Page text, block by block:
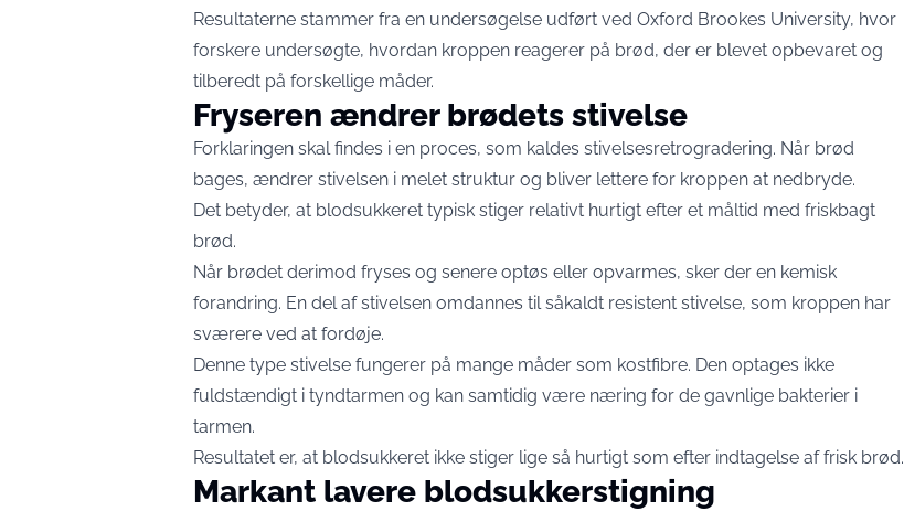
Resultaterne stammer fra en undersøgelse udført ved Oxford Brookes University, hvor
forskere undersøgte, hvordan kroppen reagerer på brød, der er blevet opbevaret og
tilberedt på forskellige måder.
Fryseren ændrer brødets stivelse
Forklaringen skal findes i en proces, som kaldes stivelsesretrogradering. Når brød
bages, ændrer stivelsen i melet struktur og bliver lettere for kroppen at nedbryde.
Det betyder, at blodsukkeret typisk stiger relativt hurtigt efter et måltid med friskbagt
brød.
Når brødet derimod fryses og senere optøs eller opvarmes, sker der en kemisk
forandring. En del af stivelsen omdannes til såkaldt resistent stivelse, som kroppen har
sværere ved at fordøje.
Denne type stivelse fungerer på mange måder som kostfibre. Den optages ikke
fuldstændigt i tyndtarmen og kan samtidig være næring for de gavnlige bakterier i
tarmen.
Resultatet er, at blodsukkeret ikke stiger lige så hurtigt som efter indtagelse af frisk brød.
Markant lavere blodsukkerstigning